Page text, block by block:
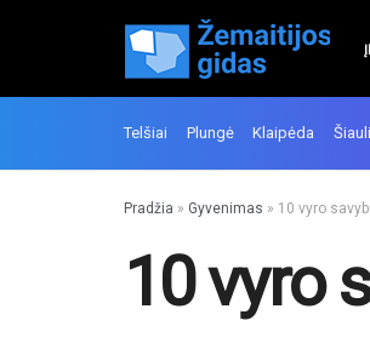
Telšiai Plungė Klaipėda
Pradžia » Gyvenimas » 10 vyro
10 vyro